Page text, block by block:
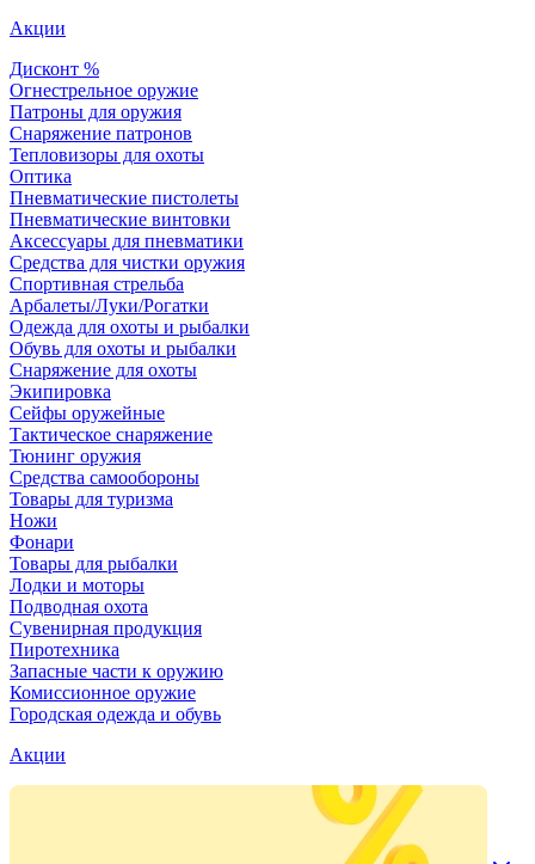
Акции
Дисконт %
Огнестрельное оружие
Патроны для оружия
Снаряжение патронов
Тепловизоры для охоты
Оптика
Пневматические пистолеты
Пневматические винтовки
Аксессуары для пневматики
Средства для чистки оружия
Спортивная стрельба
Арбалеты/Луки/Рогатки
Одежда для охоты и рыбалки
Обувь для охоты и рыбалки
Снаряжение для охоты
Экипировка
Сейфы оружейные
Тактическое снаряжение
Тюнинг оружия
Средства самообороны
Товары для туризма
Ножи
Фонари
Товары для рыбалки
Лодки и моторы
Подводная охота
Сувенирная продукция
Пиротехника
Запасные части к оружию
Комиссионное оружие
Городская одежда и обувь
Акции